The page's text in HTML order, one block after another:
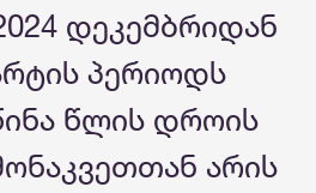
დეკემბრიდან
პერიოდს
წლის დროის
არის